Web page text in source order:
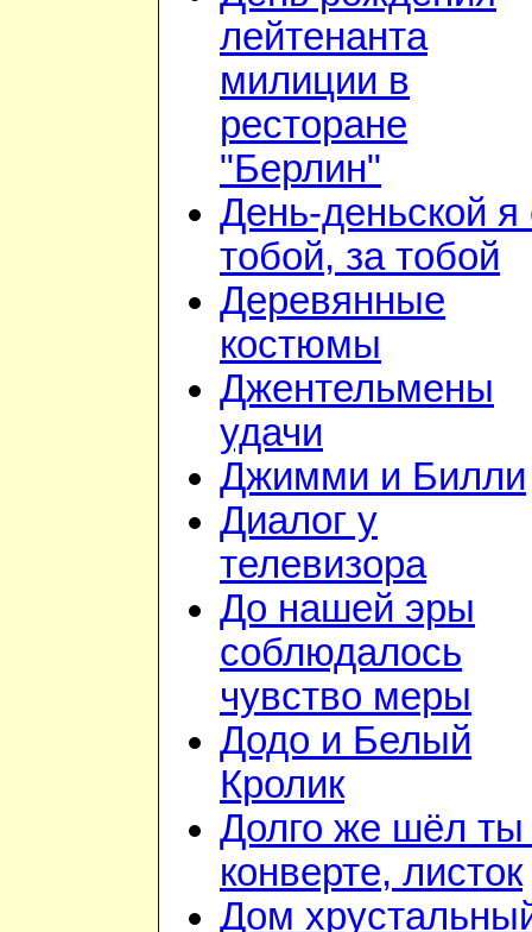
лейтенанта
милиции в
ресторане
"Берлин"
День-деньской я
тобой, за тобой
Деревянные
костюмы
Джентельмены
удачи
Джимми и Билли
Диалог у
телевизора
До нашей эры
соблюдалось
чувство меры
Додо и Белый
Кролик
Долго же шёл ты
конверте, листок
Дом